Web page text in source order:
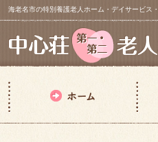
海老名市の特別養護老人ホーム・デイサービ